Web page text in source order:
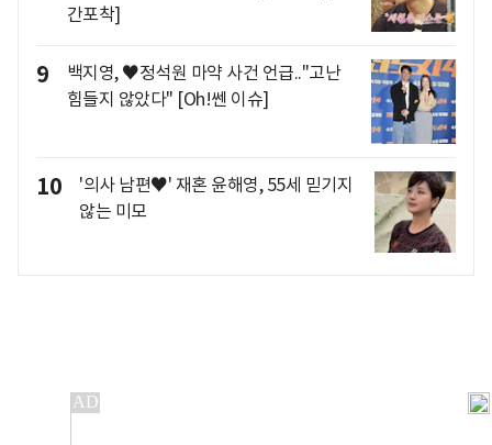
간포착]
9
백지영, ♥정석원 마약 사건 언급.."고난
힘들지 않았다" [Oh!쎈 이슈]
10
'의사 남편♥' 재혼 윤해영, 55세 믿기지
않는 미모